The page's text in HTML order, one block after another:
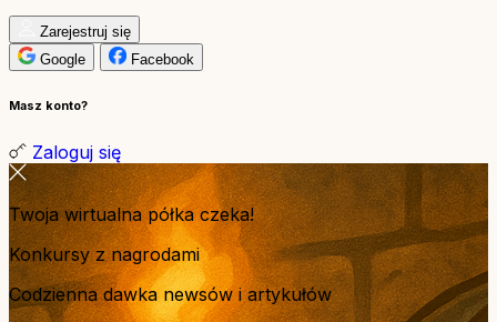
Zarejestruj się
Google
Facebook
Masz konto?
Zaloguj się
Twoja wirtualna półka czeka!
Konkursy z nagrodami
Codzienna dawka newsów i artykułów